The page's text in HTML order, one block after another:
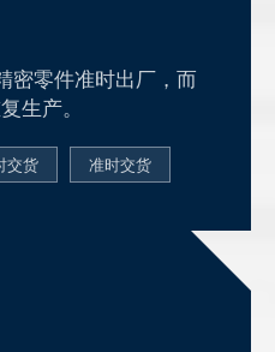
密零件准时出厂，而
生产。
交货 准时交货